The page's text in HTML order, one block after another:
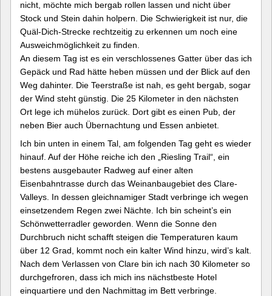
nicht, möchte mich bergab rollen lassen und nicht über
Stock und Stein dahin holpern. Die Schwierigkeit ist nur, die
Quäl-Dich-Strecke rechtzeitig zu erkennen um noch eine
Ausweichmöglichkeit zu finden.
An diesem Tag ist es ein verschlossenes Gatter über das ich
Gepäck und Rad hätte heben müssen und der Blick auf den
Weg dahinter. Die Teerstraße ist nah, es geht bergab, sogar
der Wind steht günstig. Die 25 Kilometer in den nächsten
Ort lege ich mühelos zurück. Dort gibt es einen Pub, der
neben Bier auch Übernachtung und Essen anbietet.
Ich bin unten in einem Tal, am folgenden Tag geht es wieder
hinauf. Auf der Höhe reiche ich den „Riesling Trail“, ein
bestens ausgebauter Radweg auf einer alten
Eisenbahntrasse durch das Weinanbaugebiet des Clare-
Valleys. In dessen gleichnamiger Stadt verbringe ich wegen
einsetzendem Regen zwei Nächte. Ich bin scheint’s ein
Schönwetterradler geworden. Wenn die Sonne den
Durchbruch nicht schafft steigen die Temperaturen kaum
über 12 Grad, kommt noch ein kalter Wind hinzu, wird’s kalt.
Nach dem Verlassen von Clare bin ich nach 30 Kilometer so
durchgefroren, dass ich mich ins nächstbeste Hotel
einquartiere und den Nachmittag im Bett verbringe.